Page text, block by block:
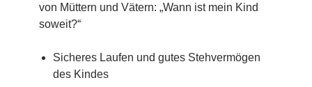
von Müttern und Vätern: „Wann ist mein Kind
soweit?“
Sicheres Laufen und gutes Stehvermögen
des Kindes